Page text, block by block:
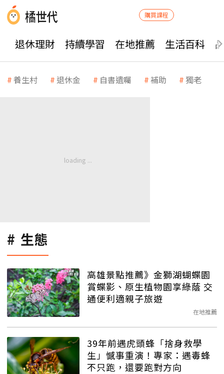
購買課程
退休理財 持續學習 在地推薦 生活百科
養生村 退休金 自書遺囑 補助 獨老
生態
高雄景點推薦》金獅湖蝴蝶園
賞蝶影、原生植物園享綠蔭 交
通便利適親子旅遊
在地推薦
39年前遇虎頭蜂「捨身救學
生」憾事重演！專家：遇毒蜂
不只跑，還要跑對方向